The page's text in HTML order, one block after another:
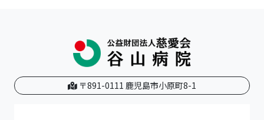
〒891-0111 鹿児島市小原町8-1